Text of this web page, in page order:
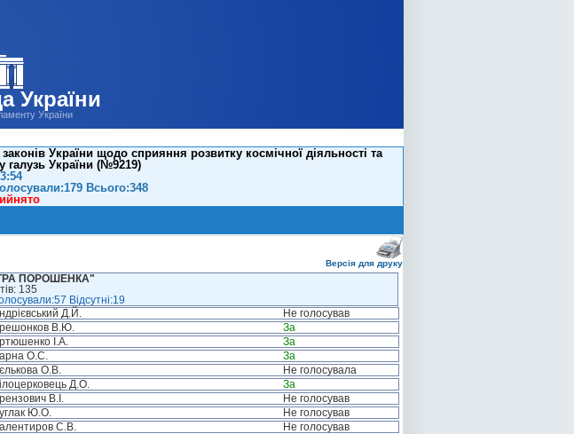
України
України
України щодо сприяння розвитку космічної діяльності та
галузь України (№9219)
Всього:348
Версія для друку
ПОРОШЕНКА"
135
Відсутні:19
Д.Й.
Не голосував
В.Ю.
За
І.А.
За
О.С.
За
О.В.
Не голосувала
Д.О.
За
В.І.
Не голосував
Ю.О.
Не голосував
С.В.
Не голосував